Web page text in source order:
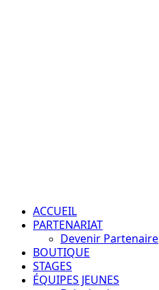
ACCUEIL
PARTENARIAT
Devenir Partenaire
BOUTIQUE
STAGES
ÉQUIPES JEUNES